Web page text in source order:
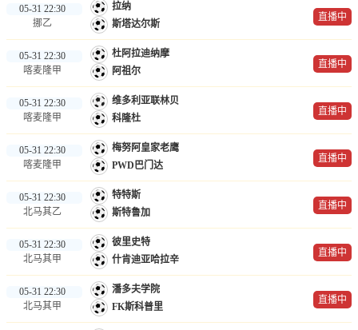
05-31 22:30
挪乙
拉纳
斯塔达尔斯
直播中
05-31 22:30
喀麦隆甲
杜阿拉迪纳摩
阿祖尔
直播中
05-31 22:30
喀麦隆甲
维多利亚联林贝
科隆杜
直播中
05-31 22:30
喀麦隆甲
梅努阿皇家老鹰
PWD巴门达
直播中
05-31 22:30
北马其乙
特特斯
斯特鲁加
直播中
05-31 22:30
北马其甲
彼里史特
什肯迪亚哈拉辛
直播中
05-31 22:30
北马其甲
潘多夫学院
FK斯科普里
直播中